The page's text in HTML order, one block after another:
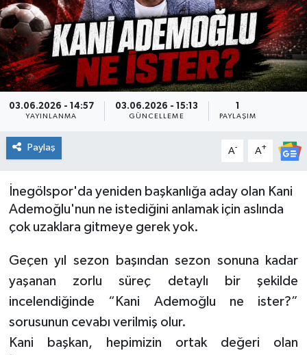
03.06.2026 - 14:57
YAYINLANMA
03.06.2026 - 15:13
GÜNCELLEME PAYLAŞIM
Paylaş A- A+
İnegölspor'da yeniden başkanlığa aday olan Kani
Ademoğlu'nun ne istediğini anlamak için aslında
çok uzaklara gitmeye gerek yok.
Geçen yıl sezon başından sezon sonuna kadar
yaşanan zorlu süreç detaylı bir şekilde
incelendiğinde “Kani Ademoğlu ne ister?”
sorusunun cevabı verilmiş olur.
Kani başkan, hepimizin ortak değeri olan
SPOR